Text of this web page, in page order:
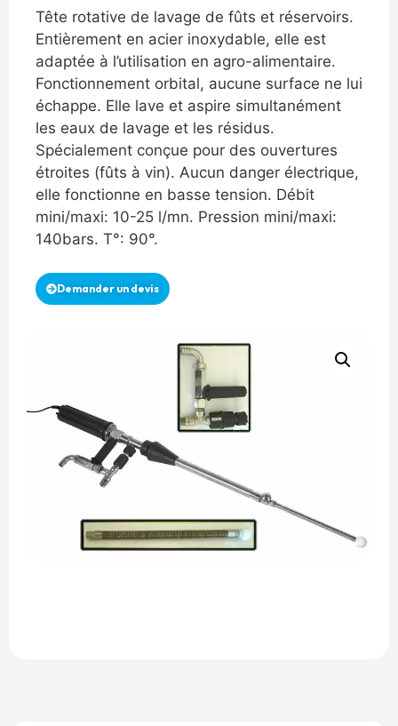
Tête rotative de lavage de fûts et réservoirs.
Entièrement en acier inoxydable, elle est
adaptée à l’utilisation en agro-alimentaire.
Fonctionnement orbital, aucune surface ne lui
échappe. Elle lave et aspire simultanément
les eaux de lavage et les résidus.
Spécialement conçue pour des ouvertures
étroites (fûts à vin). Aucun danger électrique,
elle fonctionne en basse tension. Débit
mini/maxi: 10-25 l/mn. Pression mini/maxi:
140bars. T°: 90°.
Demander un devis